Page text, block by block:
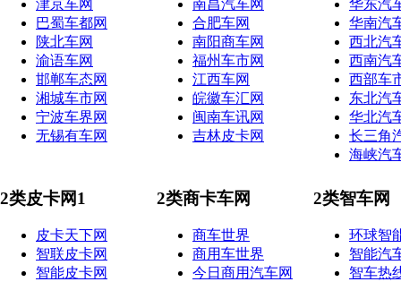
津京车网
巴蜀车都网
陕北车网
渝语车网
邯郸车态网
湘城车市网
宁波车界网
无锡有车网
南昌汽车网
合肥车网
南阳商车网
福州车市网
江西车网
皖徽车汇网
闽南车讯网
吉林皮卡网
华东汽
华南汽
西北汽
西南汽
西部车
东北汽
华北汽
长三角
海峡汽
2类皮卡网1
皮卡天下网
智联皮卡网
智能皮卡网
2类商卡车网
商车世界
商用车世界
今日商用汽车网
2类智车网
环球智
智能汽
智车热